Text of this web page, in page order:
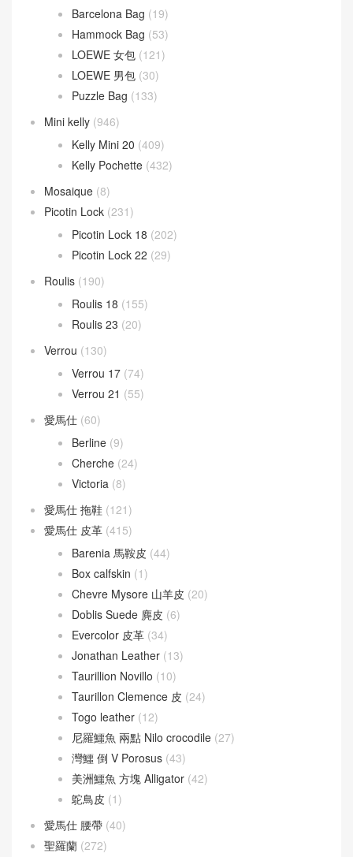
Barcelona Bag (19)
Hammock Bag (53)
LOEWE 女包 (121)
LOEWE 男包 (30)
Puzzle Bag (133)
Mini kelly (946)
Kelly Mini 20 (409)
Kelly Pochette (432)
Mosaique (8)
Picotin Lock (231)
Picotin Lock 18 (202)
Picotin Lock 22 (29)
Roulis (190)
Roulis 18 (155)
Roulis 23 (20)
Verrou (130)
Verrou 17 (74)
Verrou 21 (55)
愛馬仕 (60)
Berline (9)
Cherche (24)
Victoria (8)
愛馬仕 拖鞋 (121)
愛馬仕 皮革 (415)
Barenia 馬鞍皮 (44)
Box calfskin (1)
Chevre Mysore 山羊皮 (20)
Doblis Suede 麂皮 (6)
Evercolor 皮革 (34)
Jonathan Leather (13)
Taurillion Novillo (10)
Taurillon Clemence 皮 (24)
Togo leather (12)
尼羅鱷魚 兩點 Nilo crocodile (27)
灣鱷 倒 V Porosus (43)
美洲鱷魚 方塊 Alligator (42)
鴕鳥皮 (1)
愛馬仕 腰帶 (40)
聖羅蘭 (272)